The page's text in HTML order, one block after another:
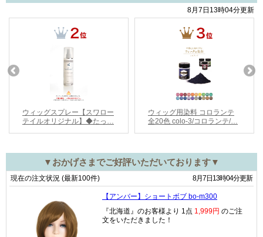
▼おかげさまでご好評いただいております▼